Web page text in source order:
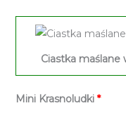
Ciastka
Mini Krasnoludki